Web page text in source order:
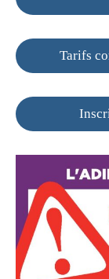
Tarifs